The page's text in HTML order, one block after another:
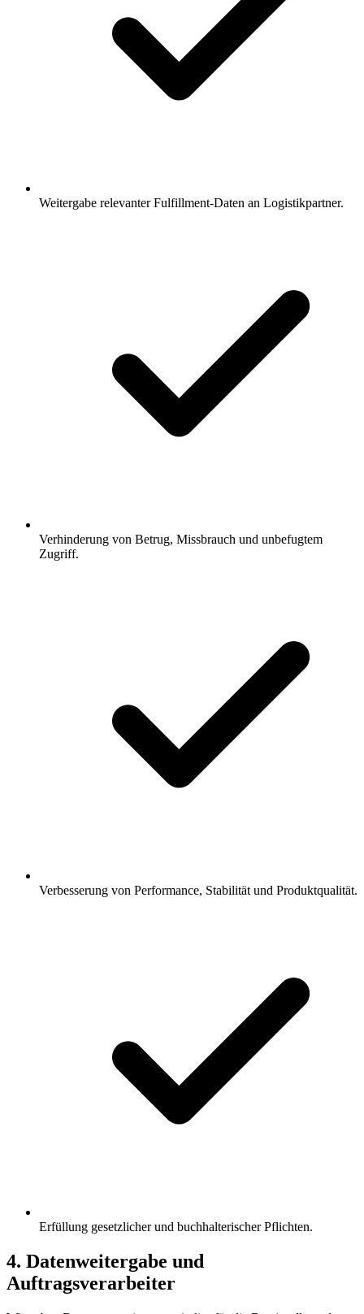
Weitergabe relevanter Fulfillment-Daten an Logistikpartner.
Verhinderung von Betrug, Missbrauch und unbefugtem
Zugriff.
Verbesserung von Performance, Stabilität und Produktqualität.
Erfüllung gesetzlicher und buchhalterischer Pflichten.
4. Datenweitergabe und
Auftragsverarbeiter